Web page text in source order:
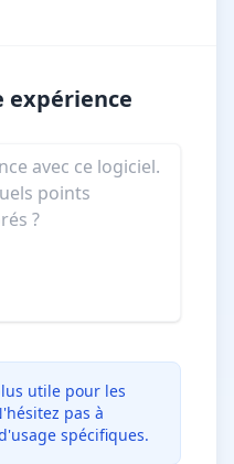
expérience
utile pour les
pas à
spécifiques.